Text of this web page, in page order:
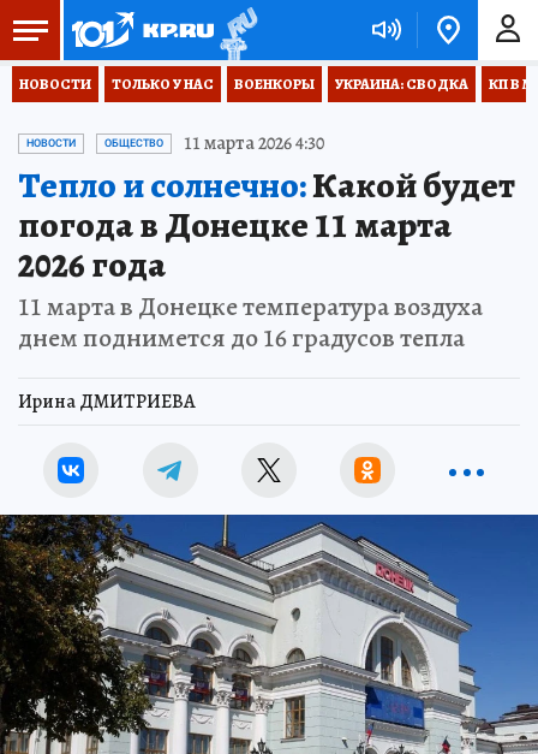
НОВОСТИ ТОЛЬКО У НАС ВОЕНКОРЫ УКРАИНА: СВОДКА КП В
НОВОСТИ ОБЩЕСТВО 11 марта 2026 4:30
Тепло и солнечно:Какой будет
погода в Донецке 11 марта
2026 года
11 марта в Донецке температура воздуха
днем поднимется до 16 градусов тепла
Ирина ДМИТРИЕВА